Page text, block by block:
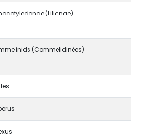
(Lilianae)
(Commelidinées)